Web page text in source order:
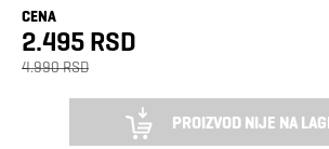
CENA
2.495 RSD
4.990 RSD
PROIZVOD NIJE NA